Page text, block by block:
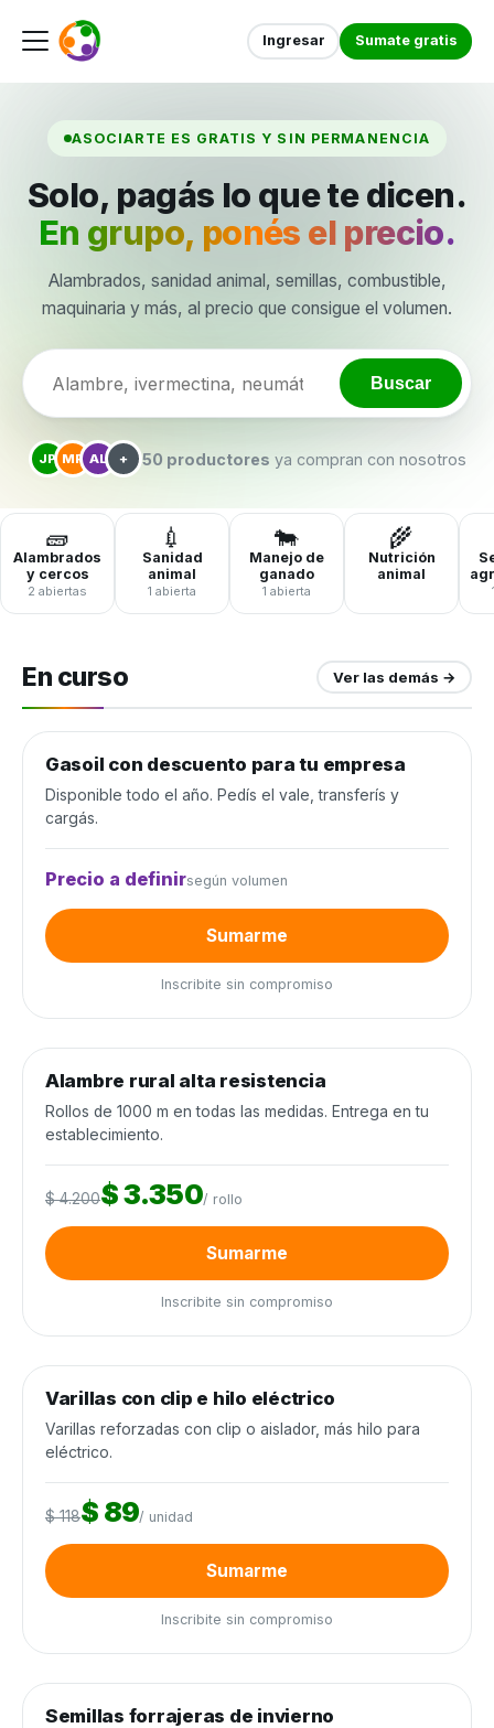
Ingresar Sumate gratis
ASOCIARTE ES GRATIS Y SIN PERMANENCIA
Solo, pagás lo que te dicen.
En grupo, ponés el precio.
Alambrados, sanidad animal, semillas, combustible,
maquinaria y más, al precio que consigue el volumen.
Buscar
JP MR AL + 50 productores ya compran con nosotros
🧱
Alambrados
y cercos
2 abiertas
💉
Sanidad
animal
1 abierta
🐄
Manejo de
ganado
1 abierta
🌾
Nutrición
animal
En curso Ver las demás →
Combustible y lubricantes
Gasoil con descuento para tu empresa
Disponible todo el año. Pedís el vale, transferís y
cargás.
Precio a definirsegún volumen
Sumarme
Inscribite sin compromiso
Alambrados y cercos
Alambre rural alta resistencia
Rollos de 1000 m en todas las medidas. Entrega en tu
establecimiento.
$ 4.200$ 3.350/ rollo
Sumarme
Inscribite sin compromiso
Alambrados y cercos
Varillas con clip e hilo eléctrico
Varillas reforzadas con clip o aislador, más hilo para
eléctrico.
$ 118$ 89/ unidad
Sumarme
Inscribite sin compromiso
Semillas y agroquímicos
Semillas forrajeras de invierno